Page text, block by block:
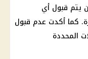
يتم قبول أي
كما أكدت عدم قبول
المحددة